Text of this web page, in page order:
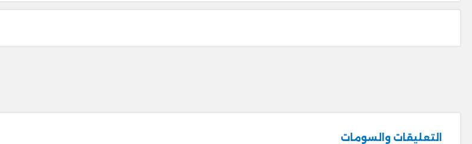
التعليقات والسومات